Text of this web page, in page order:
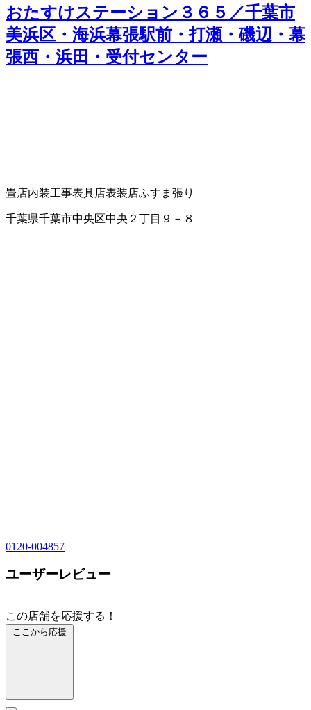
おたすけステーション３６５／千葉市
美浜区・海浜幕張駅前・打瀬・磯辺・幕
張西・浜田・受付センター
畳店内装工事表具店表装店ふすま張り
千葉県千葉市中央区中央２丁目９－８
0120-004857
ユーザーレビュー
この店舗を応援する！
ここから応援